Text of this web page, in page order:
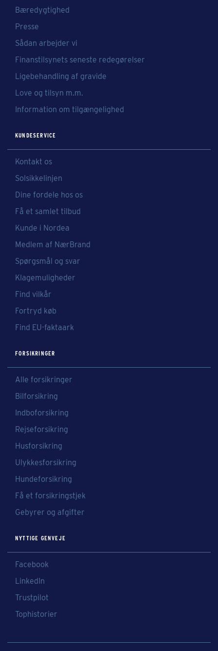
Bæredygtighed
Presse
Sådan arbejder vi
Finanstilsynets seneste redegørelser
Ligebehandling af gravide
Love og tilsyn m.m.
Information om tilgængelighed
KUNDESERVICE
Kontakt os
Solsikkelinjen
Dine fordele hos os
Få et samlet tilbud
Kunde i Nordea
Medlem af NærBrand
Spørgsmål og svar
Klagemuligheder
Find vilkår
Fortryd køb
Find EU-faktaark
FORSIKRINGER
Alle forsikringer
Bilforsikring
Indboforsikring
Rejseforsikring
Husforsikring
Ulykkesforsikring
Hundeforsikring
Få et forsikringstjek
Gebyrer og afgifter
NYTTIGE GENVEJE
Facebook
LinkedIn
Trustpilot
Tophistorier